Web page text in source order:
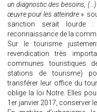
un diagnostic des besoins,
œuvre pour les atteindre»
sanction serait lourde
reconnaissance de la
Sur le tourisme
revendication très
communes touristiques
stations de tourisme)
transférer leur office du
oblige la loi Notre. Elles
1er janvier 2017, conserver